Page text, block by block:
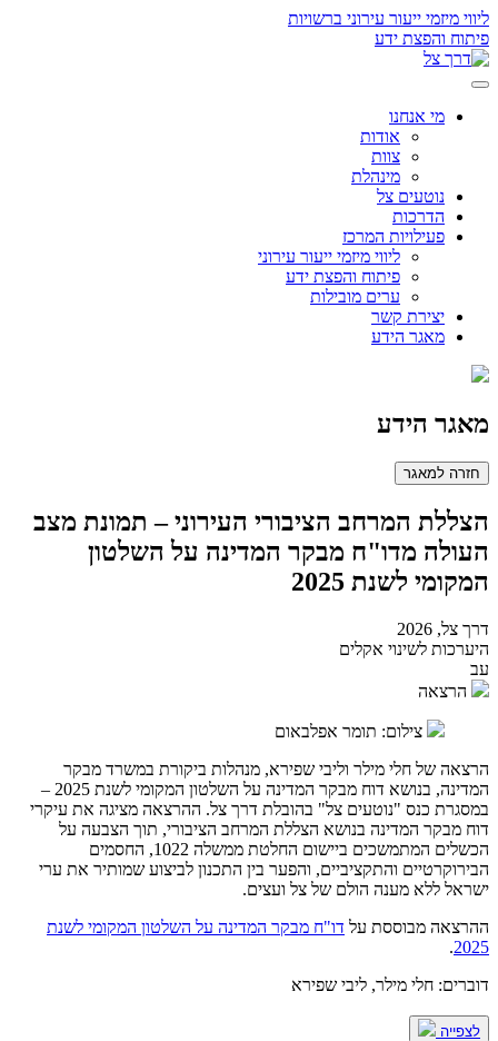
ליווי מיזמי ייעור עירוני ברשויות
פיתוח והפצת ידע
מי אנחנו
אודות
צוות
מינהלת
נוטעים צל
הדרכות
פעילויות המרכז
ליווי מיזמי ייעור עירוני
פיתוח והפצת ידע
ערים מובילות
יצירת קשר
מאגר הידע
מאגר הידע
חזרה למאגר
הצללת המרחב הציבורי העירוני – תמונת מצב
העולה מדו"ח מבקר המדינה על השלטון
המקומי לשנת 2025
דרך צל, 2026
היערכות לשינוי אקלים
עב
הרצאה
צילום: תומר אפלבאום
הרצאה של חלי מילר וליבי שפירא, מנהלות ביקורת במשרד מבקר
המדינה, בנושא דוח מבקר המדינה על השלטון המקומי לשנת 2025 –
במסגרת כנס "נוטעים צל" בהובלת דרך צל. ההרצאה מציגה את עיקרי
דוח מבקר המדינה בנושא הצללת המרחב הציבורי, תוך הצבעה על
הכשלים המתמשכים ביישום החלטת ממשלה 1022, החסמים
הבירוקרטיים והתקציביים, והפער בין התכנון לביצוע שמותיר את ערי
ישראל ללא מענה הולם של צל ועצים.
ההרצאה מבוססת על דו"ח מבקר המדינה על השלטון המקומי לשנת
2025
.
דוברים: חלי מילר, ליבי שפירא
לצפייה